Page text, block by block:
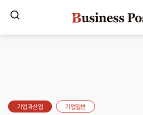
기업과산업 기업일반